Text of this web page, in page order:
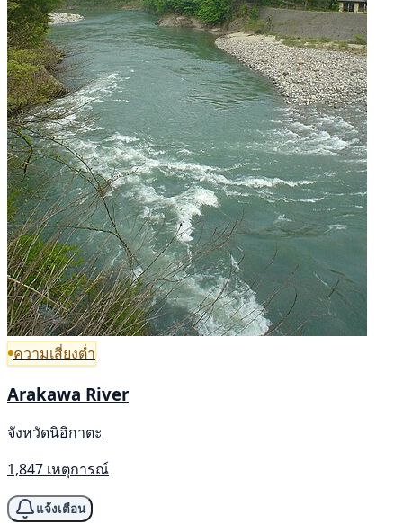
ความเสี่ยงต่ำ
Arakawa River
จังหวัดนิอิกาตะ
1,847 เหตุการณ์
แจ้งเตือน